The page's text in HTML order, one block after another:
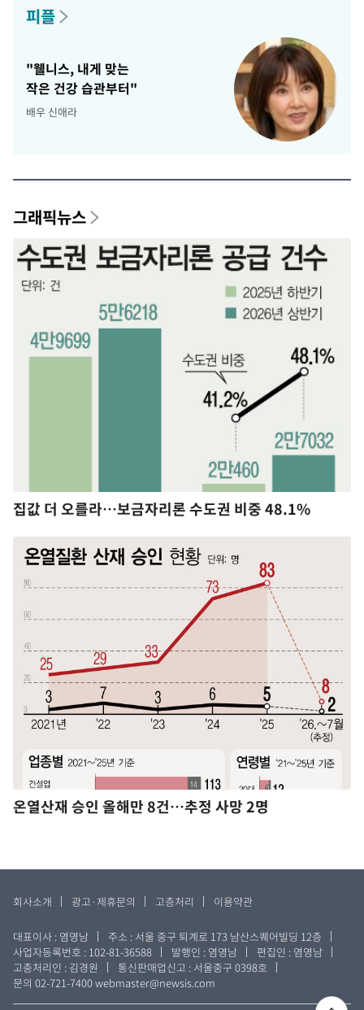
피플
"웰니스, 내게 맞는
작은 건강 습관부터"
배우 신애라
그래픽뉴스
집값 더 오를라…보금자리론 수도권 비중 48.1%
온열산재 승인 올해만 8건…추정 사망 2명
회사소개 광고·제휴문의 고층처리 이용약관
대표이사 : 염영남
주소 : 서울 중구 퇴계로 173 남산스퀘어빌딩 12층
사업자등록번호 : 102-81-36588
발행인 : 염영남
편집인 : 염영남
고충처리인 : 김경원
통신판매업신고 : 서울중구 0398호
문의 02-721-7400webmaster@newsis.com